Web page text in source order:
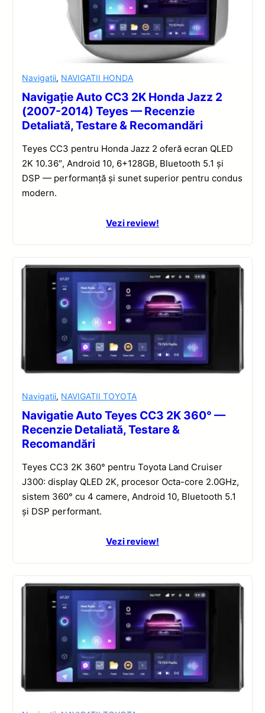
Navigatii, NAVIGATII HONDA
Navigație Auto CC3 2K Honda Jazz 2
(2007-2014) Teyes — Recenzie
Detaliată, Testare & Recomandări
Teyes CC3 pentru Honda Jazz 2 oferă ecran QLED
2K 10.36″, Android 10, 6+128GB, Bluetooth 5.1 și
DSP — performanță și sunet superior pentru condus
modern.
Vezi review!
Navigatii, NAVIGATII TOYOTA
Navigatie Auto Teyes CC3 2K 360° —
Recenzie Detaliată, Testare &
Recomandări
Teyes CC3 2K 360° pentru Toyota Land Cruiser
J300: display QLED 2K, procesor Octa-core 2.0GHz,
sistem 360° cu 4 camere, Android 10, Bluetooth 5.1
și DSP performant.
Vezi review!